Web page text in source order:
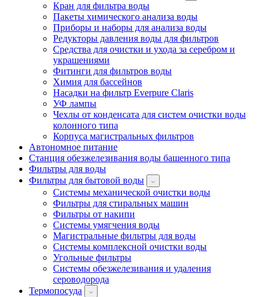
Кран для фильтра воды
Пакеты химического анализа воды
Приборы и наборы для анализа воды
Редукторы давления воды для фильтров
Средства для очистки и ухода за серебром и
украшениями
Фитинги для фильтров воды
Химия для бассейнов
Насадки на фильтр Everpure Claris
УФ лампы
Чехлы от конденсата для систем очистки воды
колонного типа
Корпуса магистральных фильтров
Автономное питание
Станция обезжелезивания воды башенного типа
Фильтры для воды
Фильтры для бытовой воды
Системы механической очистки воды
Фильтры для стиральных машин
Фильтры от накипи
Системы умягчения воды
Магистральные фильтры для воды
Системы комплексной очистки воды
Угольные фильтры
Системы обезжелезивания и удаления
сероводорода
Термопосуда